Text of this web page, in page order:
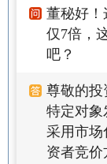
董秘好！
仅7倍，
吧？
尊敬的投
特定对象
采用市场
资者竞